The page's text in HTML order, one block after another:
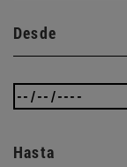
Desde
Hasta